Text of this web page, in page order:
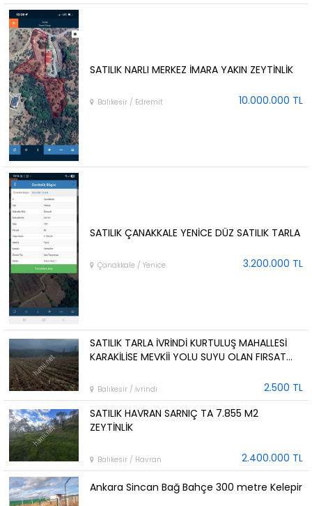
SATILIK NARLI MERKEZ İMARA YAKIN ZEYTİNLİK
Balıkesir / Edremit 10.000.000 TL
SATILIK ÇANAKKALE YENİCE DÜZ SATILIK TARLA
Çanakkale / Yenice 3.200.000 TL
SATILIK TARLA İVRİNDİ KURTULUŞ MAHALLESİ
KARAKİLİSE MEVKİİ YOLU SUYU OLAN FIRSAT
Balıkesir / İvrindi
2.500 TL
SATILIK HAVRAN SARNIÇ TA 7.855 M2
ZEYTİNLİK
Balıkesir / Havran 2.400.000 TL
Ankara Sincan Bağ Bahçe 300 metre Kelepir